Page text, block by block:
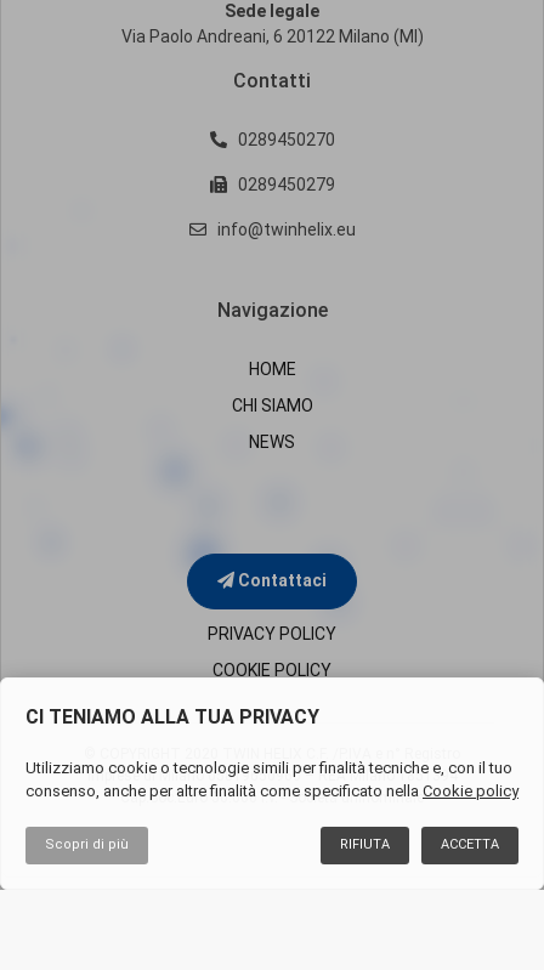
Sede legale
Via Paolo Andreani, 6 20122 Milano (MI)
Contatti
0289450270
0289450279
info@twinhelix.eu
Navigazione
HOME
CHI SIAMO
NEWS
Contattaci
PRIVACY POLICY
COOKIE POLICY
Imprese di Milano05819650960 – REA Milano 1851394
Cap.Soc.Euro 50.000 i.v. - Società uninominale
CI TENIAMO ALLA TUA PRIVACY
Utilizziamo cookie o tecnologie simili per finalità tecniche e, con il tuo
consenso, anche per altre finalità come specificato nella Cookie policy
Scopri di più ACCETTA
RIFIUTA